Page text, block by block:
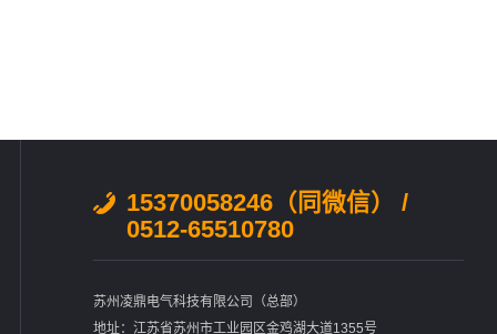
15370058246（同微信） /
0512-65510780
苏州凌鼎电气科技有限公司（总部）
地址：江苏省苏州市工业园区金鸡湖大道1355号